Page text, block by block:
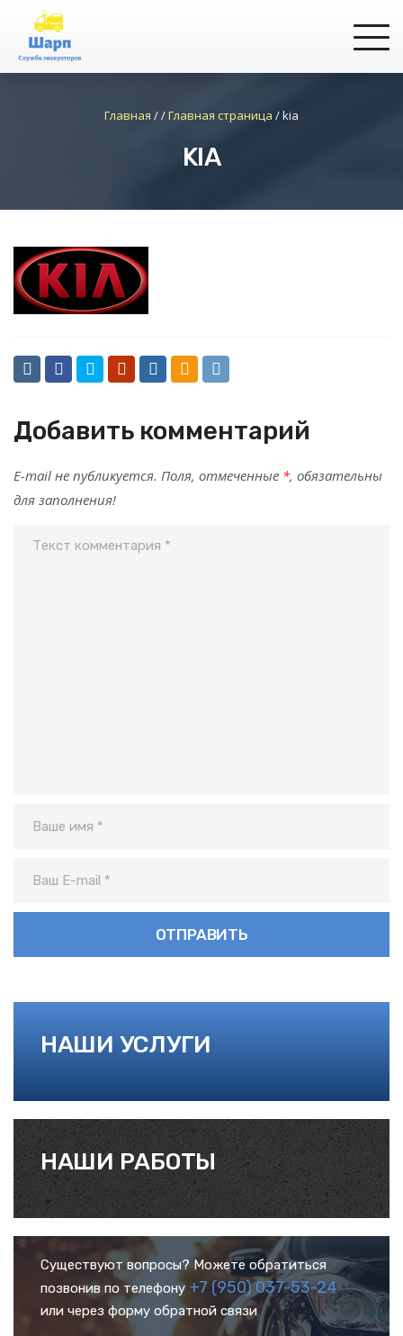
Главная //Главная страница /kia
KIA
Добавить комментарий
E-mail не публикуется. Поля, отмеченные *, обязательны
для заполнения!
НАШИ УСЛУГИ
НАШИ РАБОТЫ
Существуют вопросы? Можете обратиться
позвонив по телефону +7 (950) 037-53-24
или через форму обратной связи